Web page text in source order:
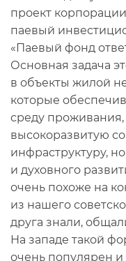
проект
паевый
«Паевый фонд
Основная задача
в объекты жилой
которые
среду проживания,
высокоразвитую
инфраструктуру,
и духовного
очень похоже на
из нашего
друга знали,
На западе такой
очень популярен